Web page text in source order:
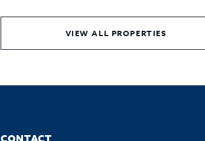
VIEW ALL PROPERTIES